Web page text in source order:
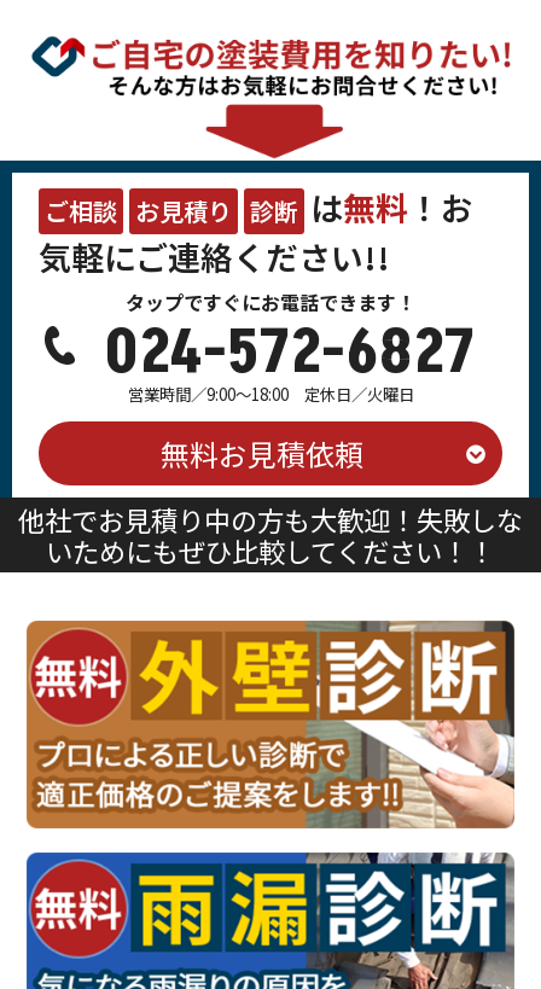
ご相談 お見積り 診断 は無料 ！お
気軽にご連絡ください!!
タップですぐにお電話できます！
024-572-6827
営業時間／9:00～18:00 定休日／火曜日
無料お見積依頼
他社でお見積り中の方も大歓迎！失敗しな
いためにもぜひ比較してください！！